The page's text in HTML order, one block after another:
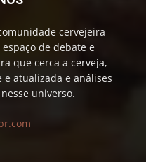
cervejeira
de debate e
que cerca a cerveja,
atualizada e análises
universo.